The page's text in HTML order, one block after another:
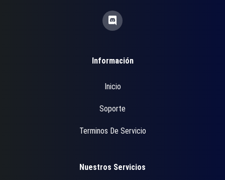
Información
Inicio
Soporte
Terminos De Servicio
Nuestros Servicios